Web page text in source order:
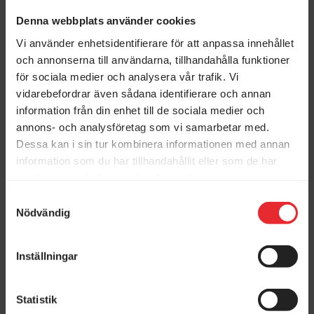
Denna webbplats använder cookies
Vi använder enhetsidentifierare för att anpassa innehållet
och annonserna till användarna, tillhandahålla funktioner
för sociala medier och analysera vår trafik. Vi
vidarebefordrar även sådana identifierare och annan
information från din enhet till de sociala medier och
annons- och analysföretag som vi samarbetar med.
Dessa kan i sin tur kombinera informationen med annan
information som du har tillhandahållit eller som de har
Nödvändig
Inställningar
Statistik
Sun Living
Sun Living V 65SL –
Fiat MultiJet3
140HP 35L
932 900 kr
Adria
Adria CORAL
SUPREME 670 SL –
Fiat MultiJet3 140H
Finns i Kristinehamn
Begagnat-veckor hos
Erikssons!
Vi köper din husbil!
2026